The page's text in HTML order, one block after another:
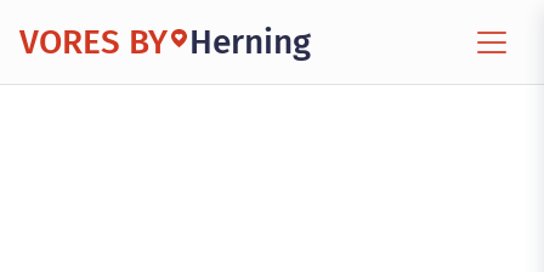
VORES BY Herning